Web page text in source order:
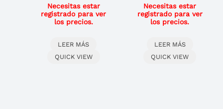
Necesitas estar
registrado para ver
los precios.
LEER MÁS
QUICK VIEW
Necesitas estar
registrado para ver
los precios.
LEER MÁS
QUICK VIEW